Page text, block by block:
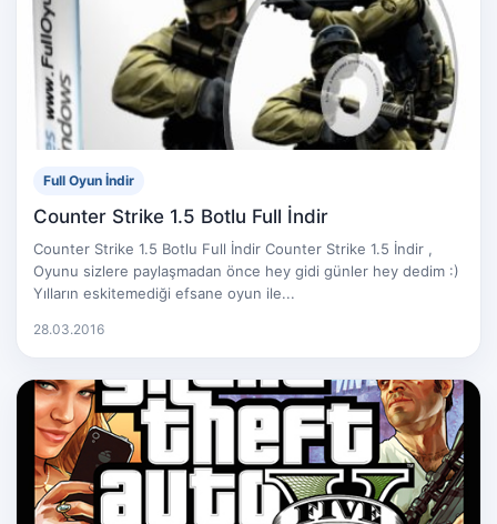
Full Oyun İndir
Counter Strike 1.5 Botlu Full İndir
Counter Strike 1.5 Botlu Full İndir Counter Strike 1.5 İndir ,
Oyunu sizlere paylaşmadan önce hey gidi günler hey dedim :)
Yılların eskitemediği efsane oyun ile...
28.03.2016